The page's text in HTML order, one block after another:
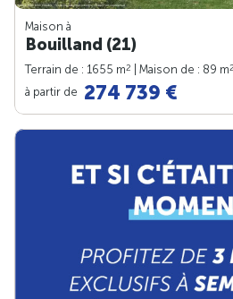
Maison à
Bouilland (21)
Terrain de : 1655 m2 | Maison de : 89 m2
à partir de 274 739 €